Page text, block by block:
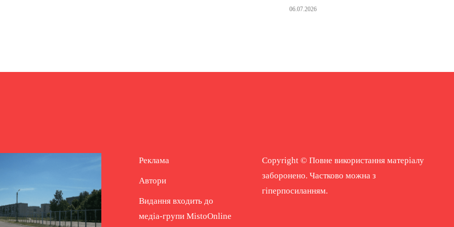
06.07.2026
Реклама
Автори
Видання входить до
медіа-групи MistoOnline
Copyright © Повне використання матеріалу
заборонено. Частково можна з
гіперпосиланням.